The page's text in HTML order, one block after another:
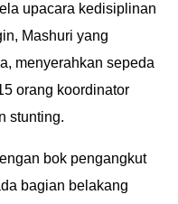
upacara kedisiplinan
Mashuri yang
menyerahkan sepeda
orang koordinator
stunting.
bok pengangkut
bagian belakang